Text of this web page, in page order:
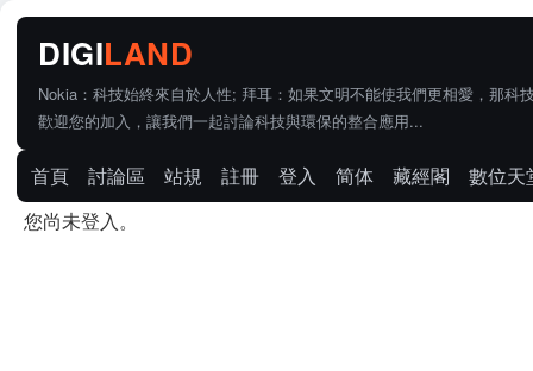
Nokia：科技始終來自於人性; 拜耳：如果文明不能使我們更相愛，那科
歡迎您的加入，讓我們一起討論科技與環保的整合應用...
首頁 討論區 站規 註冊 登入 简体 藏經閣
數位天
您尚未登入。